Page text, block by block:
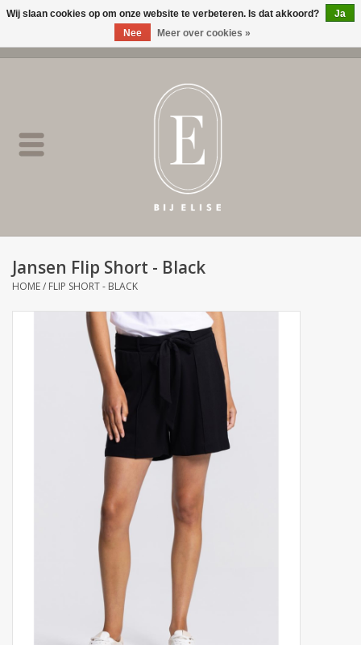
BIJ ELISE
SALE
Merken
Jansen Flip Short - Black
HOME/ FLIP SHORT - BLACK
Wij slaan cookies op om onze website te verbeteren. Is dat akkoord?
Ja
Nee
Meer over cookies »